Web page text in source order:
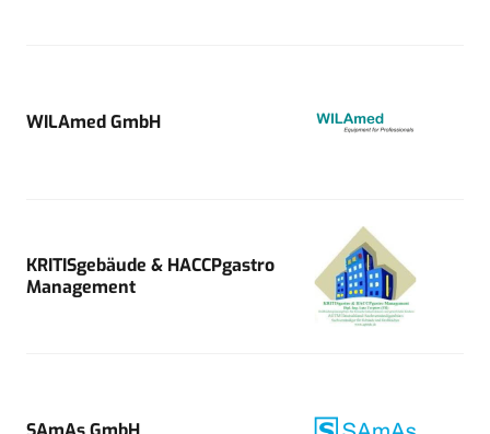
WILAmed GmbH
KRITISgebäude & HACCPgastro
Management